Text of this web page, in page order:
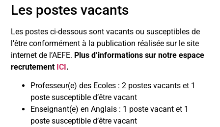
Les postes vacants
Les postes ci-dessous sont vacants ou susceptibles de
l’être conformément à la publication réalisée sur le site
internet de l’AEFE. Plus d’informations sur notre espace
recrutement ICI.
Professeur(e) des Ecoles : 2 postes vacants et 1
poste susceptible d’être vacant
Enseignant(e) en Anglais : 1 poste vacant et 1
poste susceptible d’être vacant